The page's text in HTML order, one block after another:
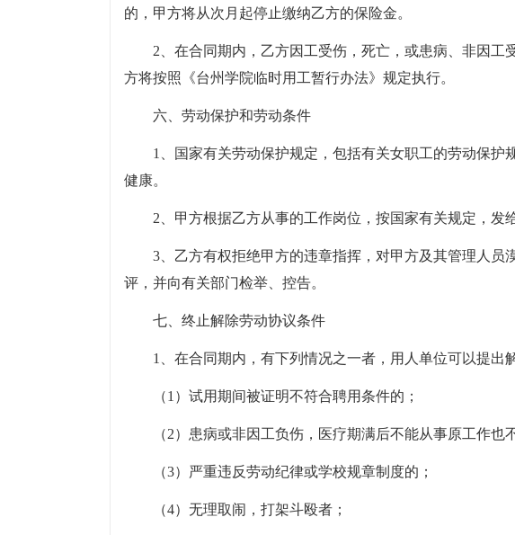
的，甲方将从次月起停止缴纳乙方的保险金。
2、在合同期内，乙方因工受伤，死亡，或患病、非因工
方将按照《台州学院临时用工暂行办法》规定执行。
六、劳动保护和劳动条件
1、国家有关劳动保护规定，包括有关女职工的劳动保护
健康。
2、甲方根据乙方从事的工作岗位，按国家有关规定，发
3、乙方有权拒绝甲方的违章指挥，对甲方及其管理人员
评，并向有关部门检举、控告。
七、终止解除劳动协议条件
1、在合同期内，有下列情况之一者，用人单位可以提出
（1）试用期间被证明不符合聘用条件的；
（2）患病或非因工负伤，医疗期满后不能从事原工作也
（3）严重违反劳动纪律或学校规章制度的；
（4）无理取闹，打架斗殴者；